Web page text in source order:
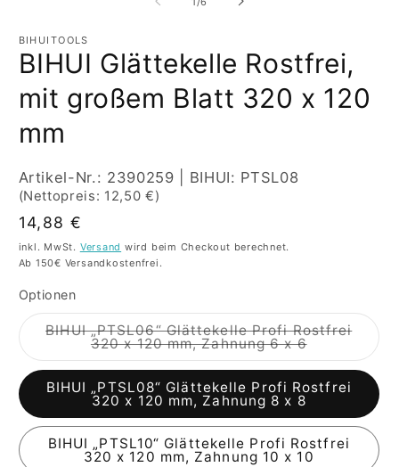
BIHUITOOLS
BIHUI Glättekelle Rostfrei,
mit großem Blatt 320 x 120
mm
SKU:
Artikel-Nr.: 2390259 | BIHUI: PTSL08
(Nettopreis: 12,50 €)
Normaler
Preis
14,88 €
inkl. MwSt. Versand wird beim Checkout berechnet.
Ab 150€ Versandkostenfrei.
Optionen
BIHUI „PTSL06“ Glättekelle Profi Rostfrei
320 x 120 mm, Zahnung 6 x 6Bald
verfügbar
BIHUI „PTSL08“ Glättekelle Profi Rostfrei
320 x 120 mm, Zahnung 8 x 8
BIHUI „PTSL10“ Glättekelle Profi Rostfrei
320 x 120 mm, Zahnung 10 x 10